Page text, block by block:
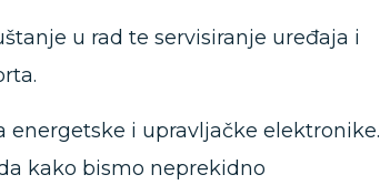
u rad te servisiranje uređaja i
i upravljačke elektronike.
kako bismo neprekidno